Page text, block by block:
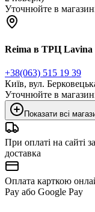
Уточнюйте в
Reima в ТРЦ Lavina
+38(063) 515 19 39
Київ, вул.
Уточнюйте в
Показати всі
При оплаті на сайті
доставка
Оплата карткою
Pay або Google Pay